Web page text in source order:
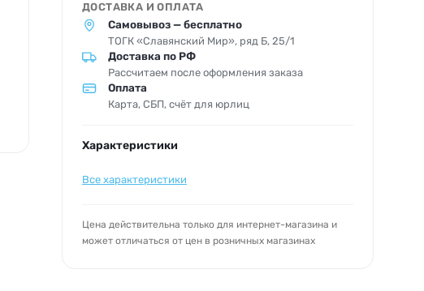
Характеристики
Все характеристики
Цена действительна только для интернет-магазина и
может отличаться от цен в розничных магазинах
ДОСТАВКА И ОПЛАТА
Самовывоз — бесплатно
ТОГК «Славянский Мир», ряд Б, 25/1
Доставка по РФ
Рассчитаем после оформления заказа
Оплата
Карта, СБП, счёт для юрлиц